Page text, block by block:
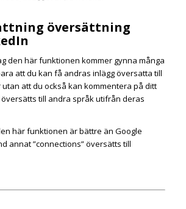
översättning
den här funktionen kommer gynna många
att du kan få andras inlägg översatta till
att du också kan kommentera på ditt
till andra språk utifrån deras
här funktionen är bättre än Google
annat ”connections” översätts till